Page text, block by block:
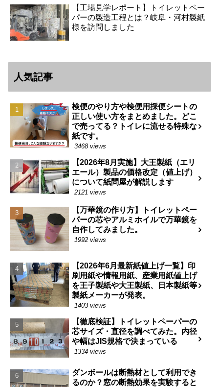
【工場見学レポート】トイレットペー
パーの製造工程とは？岐阜・河村製紙
様を訪問しました
人気記事
検便のやり方や検便用採便シートの
正しい使い方をまとめました。どこ
で売ってる？トイレに流せる特殊な
紙です。
3468 views
【2026年8月実施】大王製紙（エリ
エール）製品の価格改定（値上げ）
について紙問屋が解説します
2121 views
【万華鏡の作り方】トイレットペー
パーの芯やアルミホイルで万華鏡を
自作してみました。
1992 views
【2026年6月最新紙値上げ一覧】印
刷用紙や情報用紙、産業用紙値上げ
を王子製紙や大王製紙、日本製紙等
製紙メーカーが発表。
1403 views
【徹底検証】トイレットペーパーの
芯サイズ・直径を調べてみた。内径
や幅はJIS規格で決まっている
1334 views
ダンボールは断熱材として利用でき
るのか？窓の断熱効果を実験すると